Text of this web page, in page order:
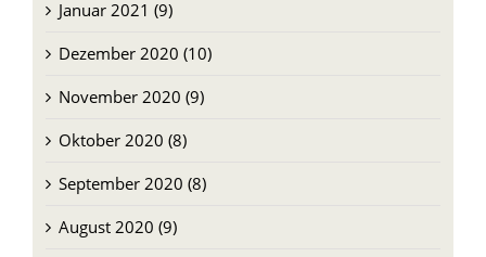
Februar 2021 (8)
Januar 2021 (9)
Dezember 2020 (10)
November 2020 (9)
Oktober 2020 (8)
September 2020 (8)